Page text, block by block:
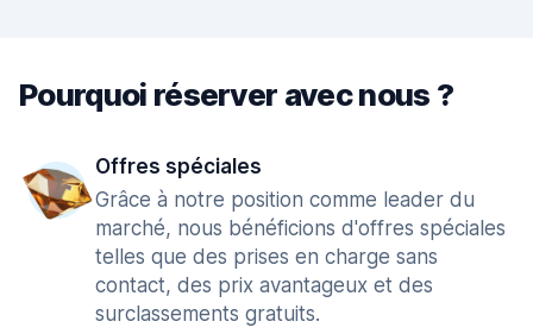
Pourquoi réserver avec nous ?
Offres spéciales
Grâce à notre position comme leader du
marché, nous bénéficions d'offres spéciales
telles que des prises en charge sans
contact, des prix avantageux et des
surclassements gratuits.